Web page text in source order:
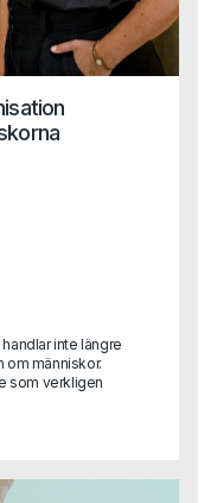
inte längre
om människor.
som verkligen
med sig av